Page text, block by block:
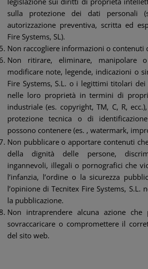
sulla protezione dei dati personali
autorizzazione preventiva, scritta ed
Fire Systems, SL).
Non raccogliere informazioni o contenuti
Non ritirare, eliminare, manipolare
modificare note, legende, indicazioni o
Fire Systems, S.L. o i legittimi titolari
nelle loro proprietà in termini di
industriale (es. copyright, TM, C, R,
protezione tecnica o di
possono contenere (es. , watermark,
Non pubblicare o apportare contenuti
della dignità delle persone,
ingannevoli, illegali o pornografici che
l’infanzia, l’ordine o la sicurezza
l’opinione di Tecnitex Fire Systems, S.L.
la pubblicazione.
Non intraprendere alcuna azione che
sovraccaricare o compromettere il
del sito web.